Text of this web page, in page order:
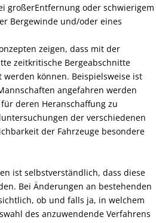
großerEntfernung oder schwierigem
Bergewinde und/oder eines
zeigen, dass mit der
zeitkritische Bergeabschnitte
können. Beispielsweise ist
angefahren werden
deren Heranschaffung zu
der verschiedenen
der Fahrzeuge besondere
ist selbstverständlich, dass diese
Bei Änderungen an bestehenden
ob und falls ja, in welchem
des anzuwendende Verfahrens